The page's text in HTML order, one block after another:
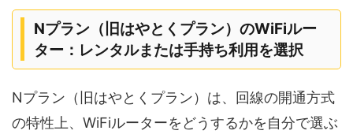
Nプラン（旧はやとくプラン）のWiFiルー
ター：レンタルまたは手持ち利用を選択
Nプラン（旧はやとくプラン）は、回線の開通方式
の特性上、WiFiルーターをどうするかを自分で選ぶ